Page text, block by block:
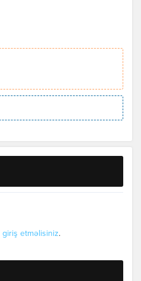
giriş etməlisiniz.